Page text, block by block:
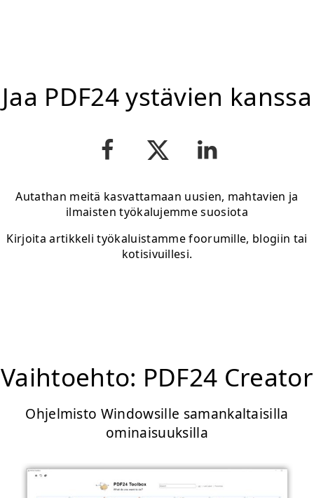
Jaa PDF24 ystävien kanssa
Autathan meitä kasvattamaan uusien, mahtavien ja
ilmaisten työkalujemme suosiota
Kirjoita artikkeli työkaluistamme foorumille, blogiin tai
kotisivuillesi.
Vaihtoehto: PDF24 Creator
Ohjelmisto Windowsille samankaltaisilla
ominaisuuksilla